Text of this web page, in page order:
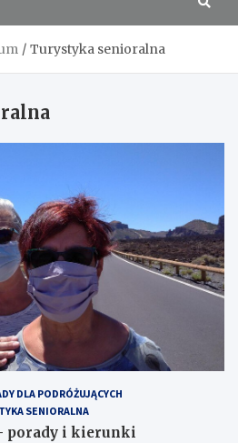
Turystyka senioralna
DLA PODRÓŻUJĄCYCH
SENIORALNA
porady i kierunki